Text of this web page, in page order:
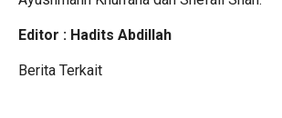
Editor : Hadits Abdillah
Berita Terkait